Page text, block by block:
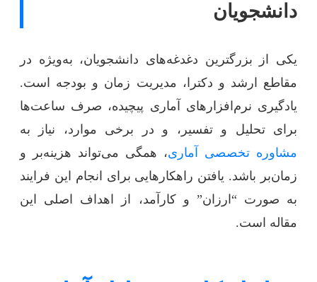
دانشجویان
یکی از بزرگترین دغدغه‌های دانشجویان، به‌ویژه در
مقاطع ارشد و دکترا، مدیریت زمان و بودجه است.
یادگیری نرم‌افزارهای آماری پیچیده، صرف ساعت‌ها
برای تحلیل و تفسیر، و در برخی موارد، نیاز به
مشاوره تخصصی آماری، همگی می‌تواند هزینه‌بر و
زمان‌بر باشد. یافتن راهکارهایی برای انجام این فرایند
به صورت “ارزان” و کارآمد، از اهداف اصلی این
مقاله است.